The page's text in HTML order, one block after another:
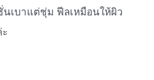
นเบาแต่ชุ่ม ฟีลเหมือนให้ผิว